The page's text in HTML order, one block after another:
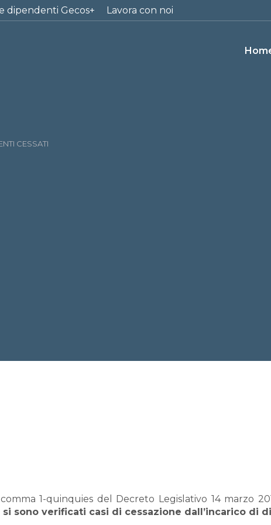
dipendenti Gecos+ Lavora con noi
CESSATI
1-quinquies del Decreto Legislativo 14 marzo
si sono verificati casi di cessazione dall’incarico di